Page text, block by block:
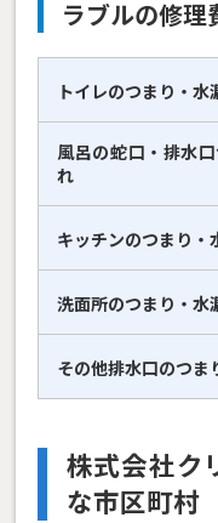
ラブルの修理
トイレのつまり・水
風呂の蛇口・排水
れ
キッチンのつまり・
洗面所のつまり・水
その他排水口のつま
株式会社ク
な市区町村